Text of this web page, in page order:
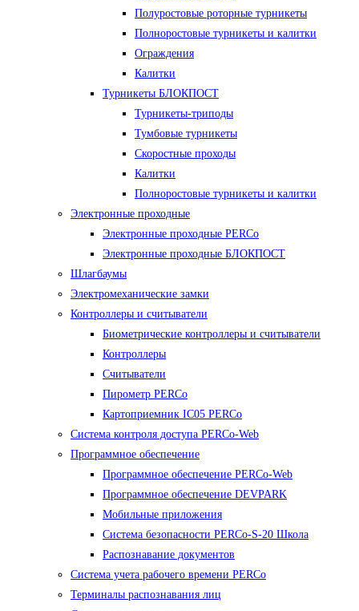
Полуростовые роторные турникеты
Полноростовые турникеты и калитки
Ограждения
Калитки
Турникеты БЛОКПОСТ
Турникеты-триподы
Тумбовые турникеты
Скоростные проходы
Калитки
Полноростовые турникеты и калитки
Электронные проходные
Электронные проходные PERCo
Электронные проходные БЛОКПОСТ
Шлагбаумы
Электромеханические замки
Контроллеры и считыватели
Биометрические контроллеры и считыватели
Контроллеры
Считыватели
Пирометр PERCo
Картоприемник IC05 PERCo
Система контроля доступа PERCo-Web
Программное обеспечение
Программное обеспечение PERCo-Web
Программное обеспечение DEVPARK
Мобильные приложения
Система безопасности PERCo-S-20 Школа
Распознавание документов
Система учета рабочего времени PERCo
Терминалы распознавания лиц